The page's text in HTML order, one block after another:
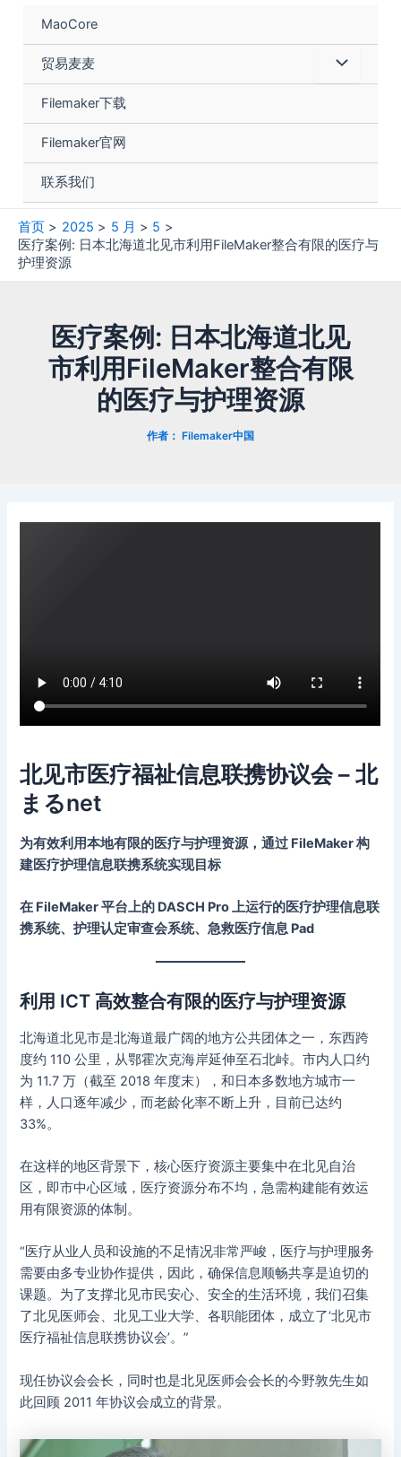
MaoCore
贸易麦麦 菜
Filemaker下载
Filemaker官网
联系我们
首页 2025 5 月
5
医疗案例: 日本北海道北见市利用FileMaker整合有限的医疗与
护理资源
医疗案例: 日本北海道北见
市利用FileMaker整合有限
的医疗与护理资源
作者： Filemaker中国
北见市医疗福祉信息联携协议会 – 北
まるnet
为有效利用本地有限的医疗与护理资源，通过 FileMaker 构
建医疗护理信息联携系统实现目标
在 FileMaker 平台上的 DASCH Pro 上运行的医疗护理信息联
携系统、护理认定审查会系统、急救医疗信息 Pad
利用 ICT 高效整合有限的医疗与护理资源
北海道北见市是北海道最广阔的地方公共团体之一，东西跨
度约 110 公里，从鄂霍次克海岸延伸至石北峠。市内人口约
为 11.7 万（截至 2018 年度末），和日本多数地方城市一
样，人口逐年减少，而老龄化率不断上升，目前已达约
33%。
在这样的地区背景下，核心医疗资源主要集中在北见自治
区，即市中心区域，医疗资源分布不均，急需构建能有效运
用有限资源的体制。
“医疗从业人员和设施的不足情况非常严峻，医疗与护理服务
需要由多专业协作提供，因此，确保信息顺畅共享是迫切的
课题。为了支撑北见市民安心、安全的生活环境，我们召集
了北见医师会、北见工业大学、各职能团体，成立了‘北见市
医疗福祉信息联携协议会’。”
现任协议会会长，同时也是北见医师会会长的今野敦先生如
此回顾 2011 年协议会成立的背景。